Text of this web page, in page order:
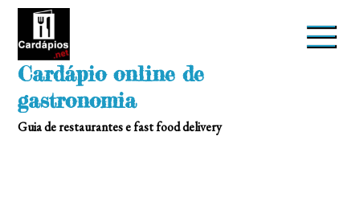
Skip
Cardápio online de
gastronomia
Guia de restaurantes e fast food delivery